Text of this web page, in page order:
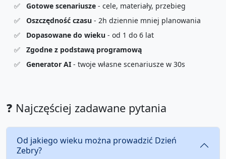
✅ Gotowe scenariusze - cele, materiały, przebieg
✅
Oszczędność czasu - 2h dziennie mniej planowania
✅
Dopasowane do wieku - od 1 do 6 lat
✅
Zgodne z podstawą programową
✅
Generator AI - twoje własne scenariusze w 30s
❓ Najczęściej zadawane pytania
Od jakiego wieku można prowadzić Dzień
Zebry?